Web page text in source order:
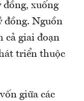
đồng, xuống
đồng. Nguồn
cả giai đoạn
triển thuộc
giữa các